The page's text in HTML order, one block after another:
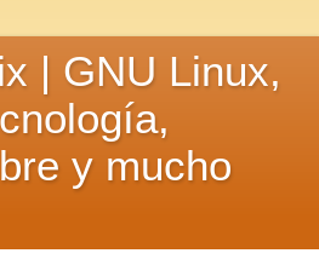
| GNU Linux,
y mucho